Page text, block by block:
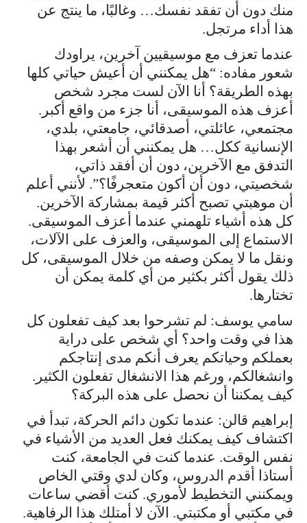
منك دون أن تفقد نفسك… وغالبًا، ما ينتج عن
هذا أداء مرتجل.
عندما تعزف مع موسيقيين آخرين، يراودك
شعور مفاده: “هل يمكنني أن أعيش حياتي كلها
بهذه الطريقة؟ أنا الآن لست مجرد شخص
أعزف هذه الموسيقى، أنا جزء من واقع أكبر.
مجتمعي، عائلتي، أصدقائي، جامعتي، بلدي،
الإنسانية ككل… هل يمكنني أن أشعر بهذا
التدفق مع الآخرين، دون أن أفقد ذاتي،
شخصيتي، دون أن أكون متعجرفًا؟”. لأنني أعلم
أن موهبتي تصبح أكثر قيمة بمشاركة الآخرين.
كل هذه أشياء تلهمني عندما أعزف الموسيقى.
الاستماع إلى الموسيقى، والعزف على الآلات،
ونقل ما لا يمكن وصفه من خلال الموسيقى، كل
ذلك يقول أكثر بكثير من أي كلمة يمكن أن
تختارها.
سامي يوسف: لم تشرحوا بعد كيف تفعلون كل
هذا في وقت واحد؟ أي شخص على دراية
بعملكم وحياتكم يعرف أنكم مدى إنتاجكم
وانشغالكم، ورغم هذا الانشغال تفعلون الكثير.
كيف يمكننا أن نحصل على هذه البركة؟
إبراهيم قالن: عندما تكون دائم الحركة، تبدأ في
اكتشاف كيف يمكنك فعل العديد من الأشياء في
نفس الوقت. عندما كنت في الجامعة، كنت
أستاذا أقدم الدروس، وكان لدي وقتي الخاص
ويمكنني التخطيط لأموري. كنت أقضي ساعات
في مكتبي أو مكتبتي. الآن لا أمتلك هذا الرفاهية.